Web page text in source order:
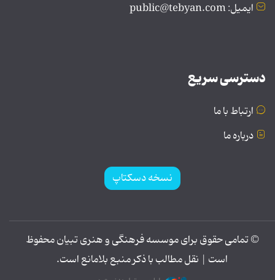
ایمیل: public@tebyan.com
دسترسی سریع
ارتباط با ما
درباره ما
نسخه دسکتاپ
© تمامی حقوق برای موسسه فرهنگی و هنری تبیان محفوظ
است | نقل مطالب با ذکر منبع بلامانع است.